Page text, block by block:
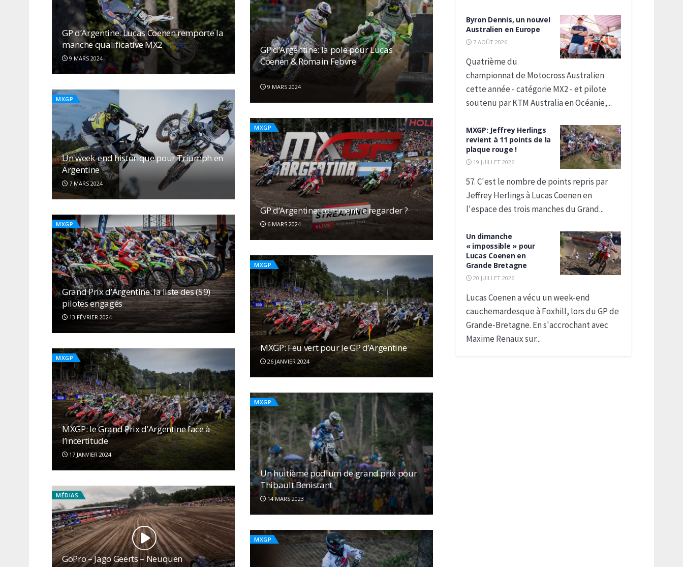
GP d’Argentine: Lucas Coenen remporte la
manche qualificative MX2
9 MARS 2024
GP d’Argentine: la pole pour Lucas
Coenen & Romain Febvre
9 MARS 2024
MXGP
Un week-end historique pour Triumph en
Argentine
7 MARS 2024
MXGP
GP d’Argentine: comment le regarder ?
6 MARS 2024
MXGP
Grand Prix d’Argentine: la liste des (59)
pilotes engagés
13 FÉVRIER 2024
MXGP
MXGP: Feu vert pour le GP d’Argentine
26 JANVIER 2024
MXGP
MXGP: le Grand Prix d’Argentine face à
l’incertitude
17 JANVIER 2024
MXGP
Un huitième podium de grand prix pour
Thibault Benistant
14 MARS 2023
MÉDIAS
GoPro – Jago Geerts – Neuquen
MXGP
Byron Dennis, un nouvel
Australien en Europe
7 AOÛT 2026
Quatrième du
championnat de Motocross Australien
cette année - catégorie MX2 - et pilote
soutenu par KTM Australia en Océanie,...
MXGP: Jeffrey Herlings
revient à 11 points de la
plaque rouge !
19 JUILLET 2026
57. C'est le nombre de points repris par
Jeffrey Herlings à Lucas Coenen en
l'espace des trois manches du Grand...
Un dimanche
« impossible » pour
Lucas Coenen en
Grande Bretagne
20 JUILLET 2026
Lucas Coenen a vécu un week-end
cauchemardesque à Foxhill, lors du GP de
Grande-Bretagne. En s'accrochant avec
Maxime Renaux sur...